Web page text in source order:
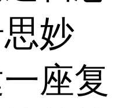
妙
座复